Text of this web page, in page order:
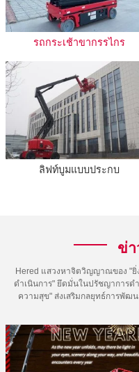
รถกระเช้าขากรรไกร
ลิฟท์บูมแบบประกบ
ข่า
Hered แสวงหาจิตวิญญาณของ "ยิ่
ดำเนินการ" ยึดมั่นในปรัชญาการด
ความสุข" ส่งเสริมกลยุทธ์การพั